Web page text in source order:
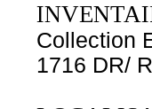
Collection
1716 DR/